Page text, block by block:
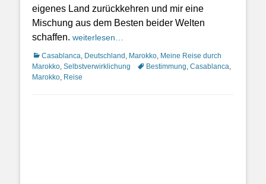
eigenes Land zurückkehren und mir eine
Mischung aus dem Besten beider Welten
schaffen. weiterlesen…
Kategorien
Casablanca, Deutschland , Marokko, Meine Reise durch
Marokko, Selbstverwirklichung Schlagworte
Bestimmung, Casablanca,
Marokko, Reise